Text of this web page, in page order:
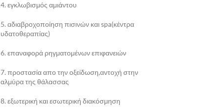
4. εγκλωβισμός αμιάντου
5. αδιαβροχοποίηση πισινών και spa(κέντρα
υδατοθεραπίας)
6. επαναφορά ρηγματομένων επιφανειών
7. προστασία απο την οξείδωση,αντοχή στην
αλμύρα της θάλασσας
8. εξωτερική και εσωτερική διακόσμηση